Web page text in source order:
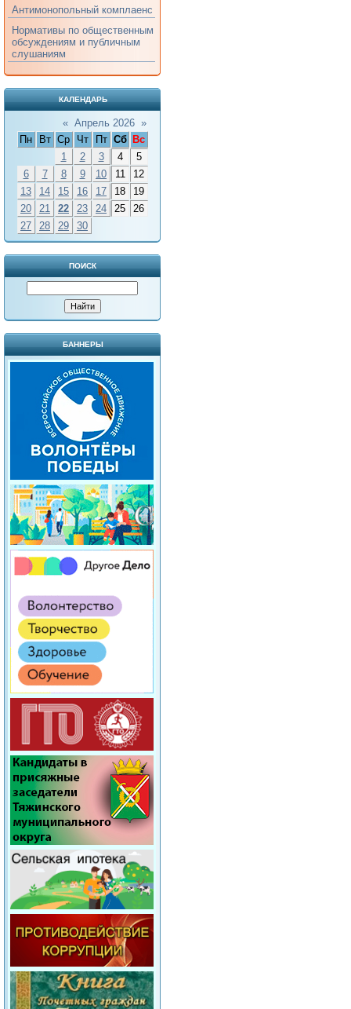
Антимонопольный комплаенс
Нормативы по общественным
обсуждениям и публичным
слушаниям
КАЛЕНДАРЬ
« Апрель 2026 »
Пн
Вт Ср Чт Пт Сб
Вс
1
2 3 4
5
6
7 8 9 10 11
12
13
14 15 16 17 18
19
20
21 22 23 24 25
26
27
28 29 30
ПОИСК
БАННЕРЫ